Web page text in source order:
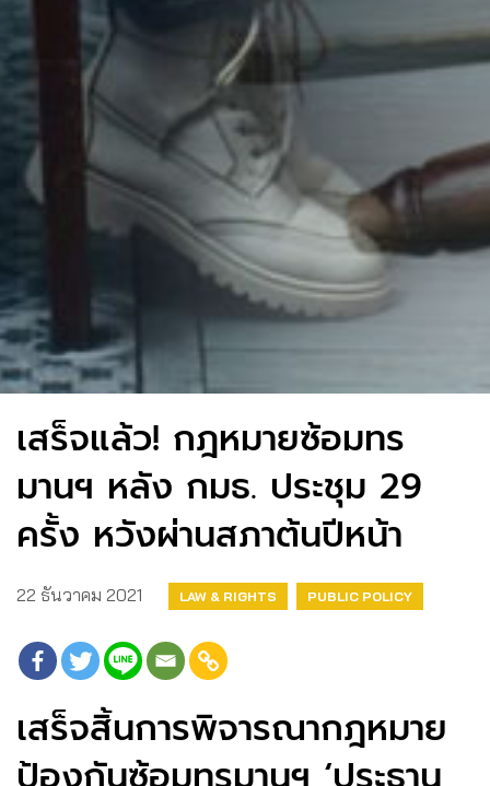
เสร็จแล้ว! กฎหมายซ้อมทร
มานฯ หลัง กมธ. ประชุม 29
ครั้ง หวังผ่านสภาต้นปีหน้า
22 ธันวาคม 2021 LAW & RIGHTS PUBLIC POLICY
เสร็จสิ้นการพิจารณากฎหมาย